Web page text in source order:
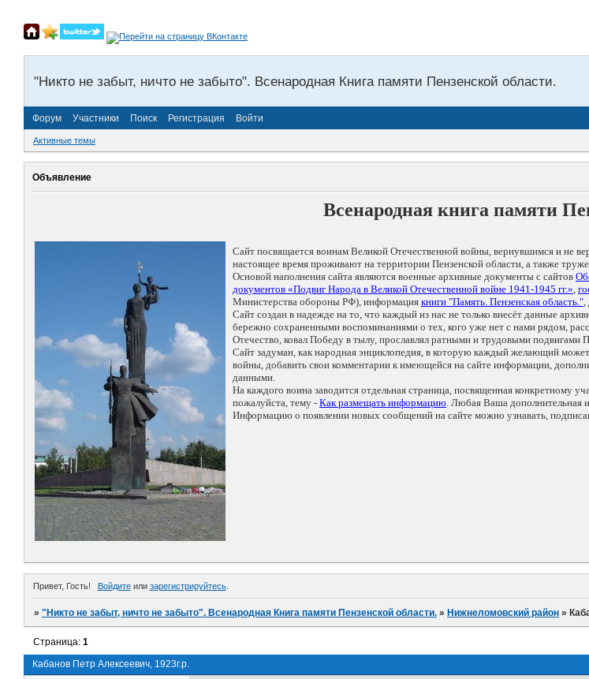
"Никто не забыт, ничто не забыто". Всенародная Книга памяти Пензенской области.
Форум Участники Поиск Регистрация Войти
Активные темы
Объявление
Всенародная книга памяти
Сайт посвящается воинам Великой Отечественной войны, вернувшимся и не
настоящее время проживают на территории Пензенской области, а также
Основой наполнения сайта являются военные архивные документы с сайтов
документов «Подвиг Народа в Великой Отечественной войне 1941-1945 гг.»,
Министерства обороны РФ), информация книги "Память. Пензенская область.",
Сайт создан в надежде на то, что каждый из нас не только внесёт данные
бережно сохраненными воспоминаниями о тех, кого уже нет с нами рядом,
Отечество, ковал Победу в тылу, прославлял ратными и трудовыми подвигами
Сайт задуман, как народная энциклопедия, в которую каждый желающий
войны, добавить свои комментарии к имеющейся на сайте информации,
данными.
На каждого воина заводится отдельная страница, посвященная конкретному
пожалуйста, тему - Как размещать информацию. Любая Ваша дополнительная
Информацию о появлении новых сообщений на сайте можно узнавать,
Привет, Гость! Войдитеили зарегистрируйтесь.
»"Никто не забыт, ничто не забыто". Всенародная Книга памяти Пензенской области. » Нижнеломовский район »
Кабанов Петр Алексеевич, 1923г.р.
Страница:1